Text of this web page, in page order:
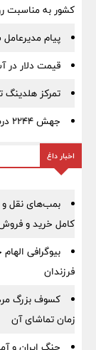
کشور به مناسبت
پیام
قیمت دلار در
تمرکز هلدینگ
جهش ۲۲۴۴ درصدی صادرات شرکت کربن ایران
اخبار داغ
بمب‌های نقل و
کامل خرید و
بیوگرافی
فرزندان
زمان تماشای آن